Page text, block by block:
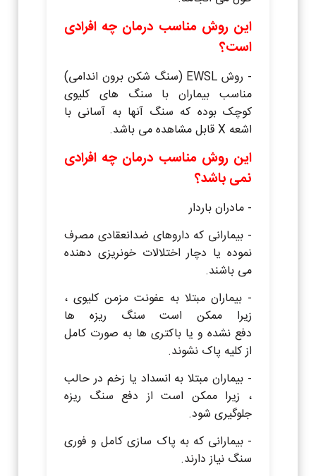
این روش مناسب درمان چه افرادی
است؟
- روش EWSL (سنگ شکن برون اندامی)
مناسب بیماران با سنگ های کلیوی
کوچک بوده که سنگ آنها به آسانی با
اشعه X قابل مشاهده می باشد.
این روش مناسب درمان چه افرادی
نمی باشد؟
- مادران باردار
- بیمارانی که داروهای ضدانعقادی مصرف
نموده یا دچار اختلالات خونریزی دهنده
می باشند.
- بیماران مبتلا به عفونت مزمن کلیوی ،
زیرا ممکن است سنگ ریزه ها
دفع نشده و یا باکتری ها به صورت کامل
از کلیه پاک نشوند.
- بیماران مبتلا به انسداد یا زخم در حالب
، زیرا ممکن است از دفع سنگ ریزه
جلوگیری شود.
- بیمارانی که به پاک سازی کامل و فوری
سنگ نیاز دارند.